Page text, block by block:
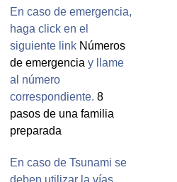
En caso de emergencia,
haga click en el
siguiente link Números
de emergencia y llame
al número
correspondiente. 8
pasos de una familia
preparada
En caso de Tsunami se
deben utilizar la vías